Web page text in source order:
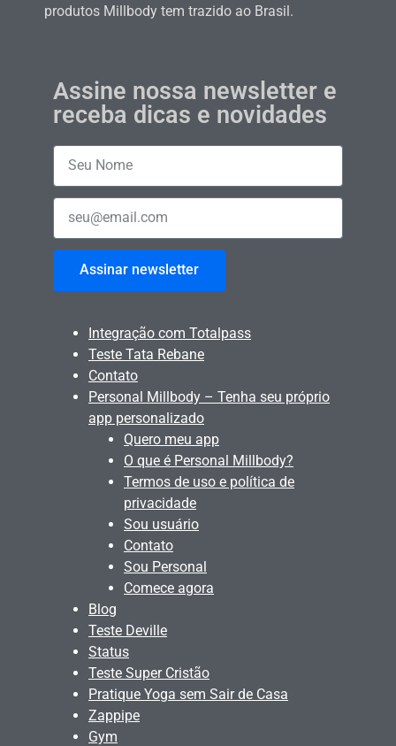
produtos Millbody tem trazido ao Brasil.
Assine nossa newsletter e
receba dicas e novidades
Assinar newsletter
Integração com Totalpass
Teste Tata Rebane
Contato
Personal Millbody – Tenha seu próprio
app personalizado
Quero meu app
O que é Personal Millbody?
Termos de uso e política de
privacidade
Sou usuário
Contato
Sou Personal
Comece agora
Blog
Teste Deville
Status
Teste Super Cristão
Pratique Yoga sem Sair de Casa
Zappipe
Gym